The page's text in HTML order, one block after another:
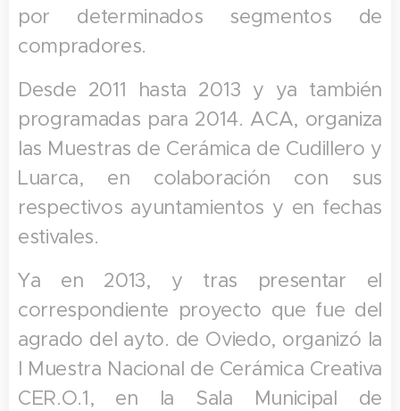
por determinados segmentos de
compradores.
Desde 2011 hasta 2013 y ya también
programadas para 2014. ACA, organiza
las Muestras de Cerámica de Cudillero y
Luarca, en colaboración con sus
respectivos ayuntamientos y en fechas
estivales.
Ya en 2013, y tras presentar el
correspondiente proyecto que fue del
agrado del ayto. de Oviedo, organizó la
I Muestra Nacional de Cerámica Creativa
CER.O.1, en la Sala Municipal de